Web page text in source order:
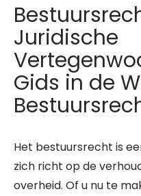
Juridische
Gids in de
Het bestuursrecht is
zich richt op de
overheid. Of u nu te